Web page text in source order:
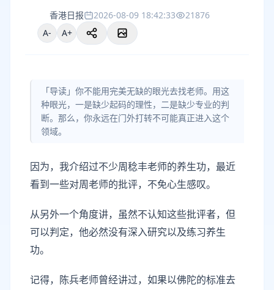
香港日报 2026-08-09 18:42:33
21876
A-
A+
「导读」你不能用完美无缺的眼光去找老师。用这
种眼光，一是缺少起码的理性，二是缺少专业的判
断。那么，你永远在门外打转不可能真正进入这个
领域。
因为，我介绍过不少周稔丰老师的养生功，最近
看到一些对周老师的批评，不免心生感叹。
从另外一个角度讲，虽然不认知这些批评者，但
可以判定，他必然没有深入研究以及练习养生
功。
记得，陈兵老师曾经讲过，如果以佛陀的标准去